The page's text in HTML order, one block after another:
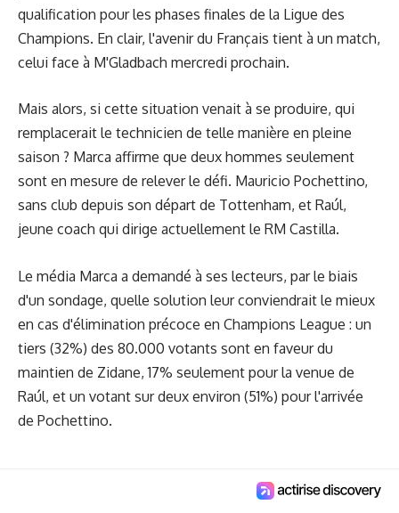
qualification pour les phases finales de la Ligue des
Champions. En clair, l'avenir du Français tient à un match,
celui face à M'Gladbach mercredi prochain.
Mais alors, si cette situation venait à se produire, qui
remplacerait le technicien de telle manière en pleine
saison ? Marca affirme que deux hommes seulement
sont en mesure de relever le défi. Mauricio Pochettino,
sans club depuis son départ de Tottenham, et Raúl,
jeune coach qui dirige actuellement le RM Castilla.
Le média Marca a demandé à ses lecteurs, par le biais
d'un sondage, quelle solution leur conviendrait le mieux
en cas d'élimination précoce en Champions League : un
tiers (32%) des 80.000 votants sont en faveur du
maintien de Zidane, 17% seulement pour la venue de
Raúl, et un votant sur deux environ (51%) pour l'arrivée
de Pochettino.